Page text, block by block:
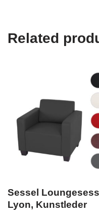
Related
Sessel
Lyon, Kunstleder